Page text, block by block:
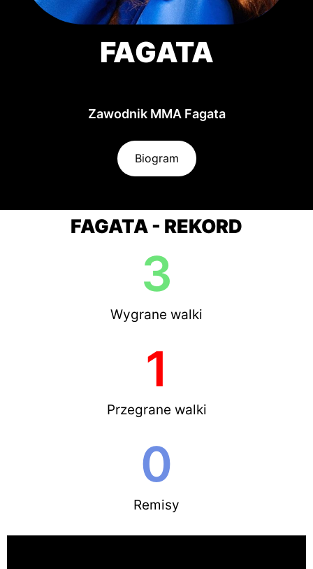
FAGATA
Zawodnik MMA Fagata
Biogram
FAGATA - REKORD
Wygrane walki
3
Przegrane walki
1
Remisy
0